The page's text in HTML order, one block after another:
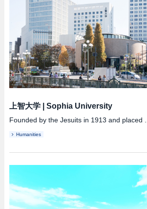
上智大学| Sophia University
Founded by the Jesuits in 1913 and placed ...
Humanities